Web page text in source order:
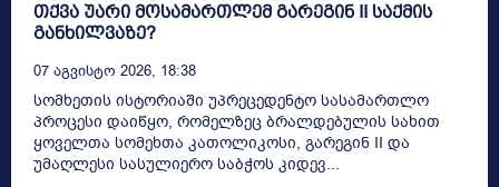
თქვა უარი მოსამართლემ გარეგინ II საქმის
განხილვაზე?
07 Აგვისტო 2026, 18:38
სომხეთის ისტორიაში უპრეცედენტო სასამართლო
პროცესი დაიწყო, რომელზეც ბრალდებულის სახით
ყოველთა სომეხთა კათოლიკოსი, გარეგინ II და
უმაღლესი სასულიერო საბჭოს კიდევ...